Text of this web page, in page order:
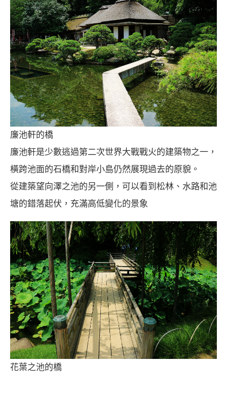
廉池軒的橋
廉池軒是少數逃過第二次世界大戰戰火的建築物之一，
橫跨池面的石橋和對岸小島仍然展現過去的原貌。
從建築望向澤之池的另一側，可以看到松林、水路和池
塘的錯落起伏，充滿高低變化的景象
花葉之池的橋